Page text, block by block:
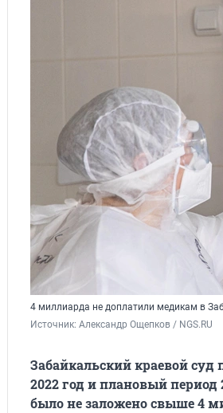
4 миллиарда не доплатили медикам в
Источник: Александр Ощепков / NGS.RU
Забайкальский краевой суд
2022 год и плановый
было не заложено свыше 4